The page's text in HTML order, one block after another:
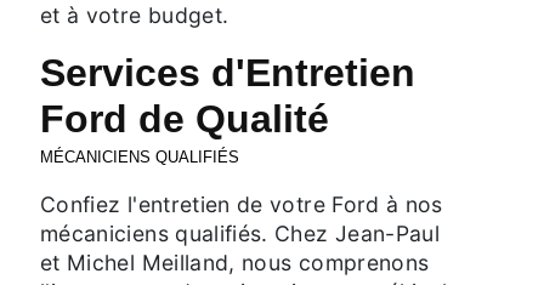
et à votre budget.
Services d'Entretien
Ford de Qualité
MÉCANICIENS QUALIFIÉS
Confiez l'entretien de votre Ford à nos
mécaniciens qualifiés. Chez Jean-Paul
et Michel Meilland, nous comprenons